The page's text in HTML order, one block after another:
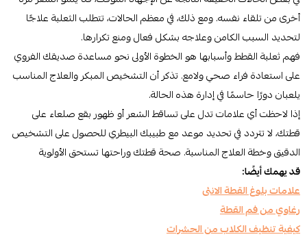
أخرى من تلقاء نفسه. ومع ذلك، في معظم الحالات، تتطلب الثعلبة علاجًا
لتحديد السبب الكامن وعلاجه بشكل فعال ومنع تكرارها.
فهم ثعلبة القطط وأسبابها هو الخطوة الأولى نحو مساعدة صديقك الفروي
على استعادة فراء صحي ولامع. تذكر أن التشخيص المبكر والعلاج المناسب
يلعبان دورًا حاسمًا في إدارة هذه الحالة.
إذا لاحظت أي علامات تدل على تساقط الشعر أو ظهور بقع صلعاء على
قطتك، لا تتردد في تحديد موعد مع طبيبك البيطري للحصول على التشخيص
الدقيق وخطة العلاج المناسبة. صحة قطتك وراحتها تستحق الأولوية
قد يهمك أيضًا:
علامات بلوغ القطة الانثى
رغاوي من فم القطة
كيفية تنظيف الكلاب من الحشرات